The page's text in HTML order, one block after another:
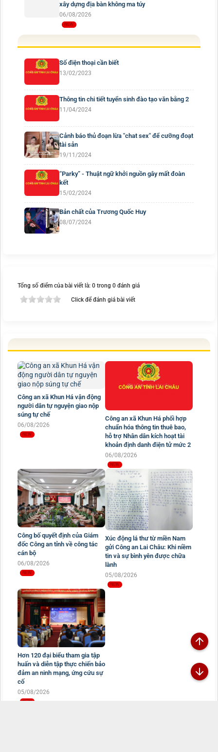
xây dựng địa bàn không ma túy
06/08/2026
Số điện thoại cần biết
13/02/2023
Thông tin chi tiết tuyển sinh đào tạo văn bằng 2
11/04/2024
Cảnh báo thủ đoạn lừa "chat sex" để cưỡng đoạt
tài sản
19/11/2024
“Parky” - Thuật ngữ khởi nguồn gây mất đoàn
kết
15/02/2024
Bản chất của Trương Quốc Huy
08/07/2024
Tổng số điểm của bài viết là: 0 trong 0 đánh giá
Click để đánh giá bài viết
Công an xã Khun Há vận động
người dân tự nguyện giao nộp
súng tự chế
06/08/2026
Công an xã Khun Há phối hợp
chuẩn hóa thông tin thuê bao,
hỗ trợ Nhân dân kích hoạt tài
khoản định danh điện tử mức 2
06/08/2026
Công bố quyết định của Giám
đốc Công an tỉnh về công tác
cán bộ
06/08/2026
Xúc động lá thư từ miền Nam
gửi Công an Lai Châu: Khi niềm
tin và sự bình yên được chữa
lành
05/08/2026
Hơn 120 đại biểu tham gia tập
huấn và diễn tập thực chiến bảo
đảm an ninh mạng, ứng cứu sự
cố
05/08/2026